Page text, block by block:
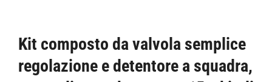
Kit composto da valvola semplice
regolazione e detentore a squadra,